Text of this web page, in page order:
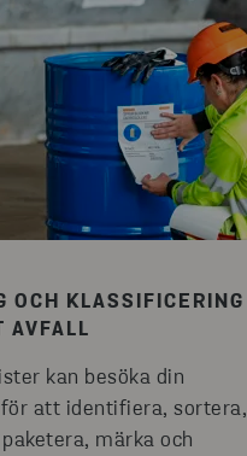
OCH KLASSIFICERING
AVFALL
kan besöka din
att identifiera, sortera,
märka och